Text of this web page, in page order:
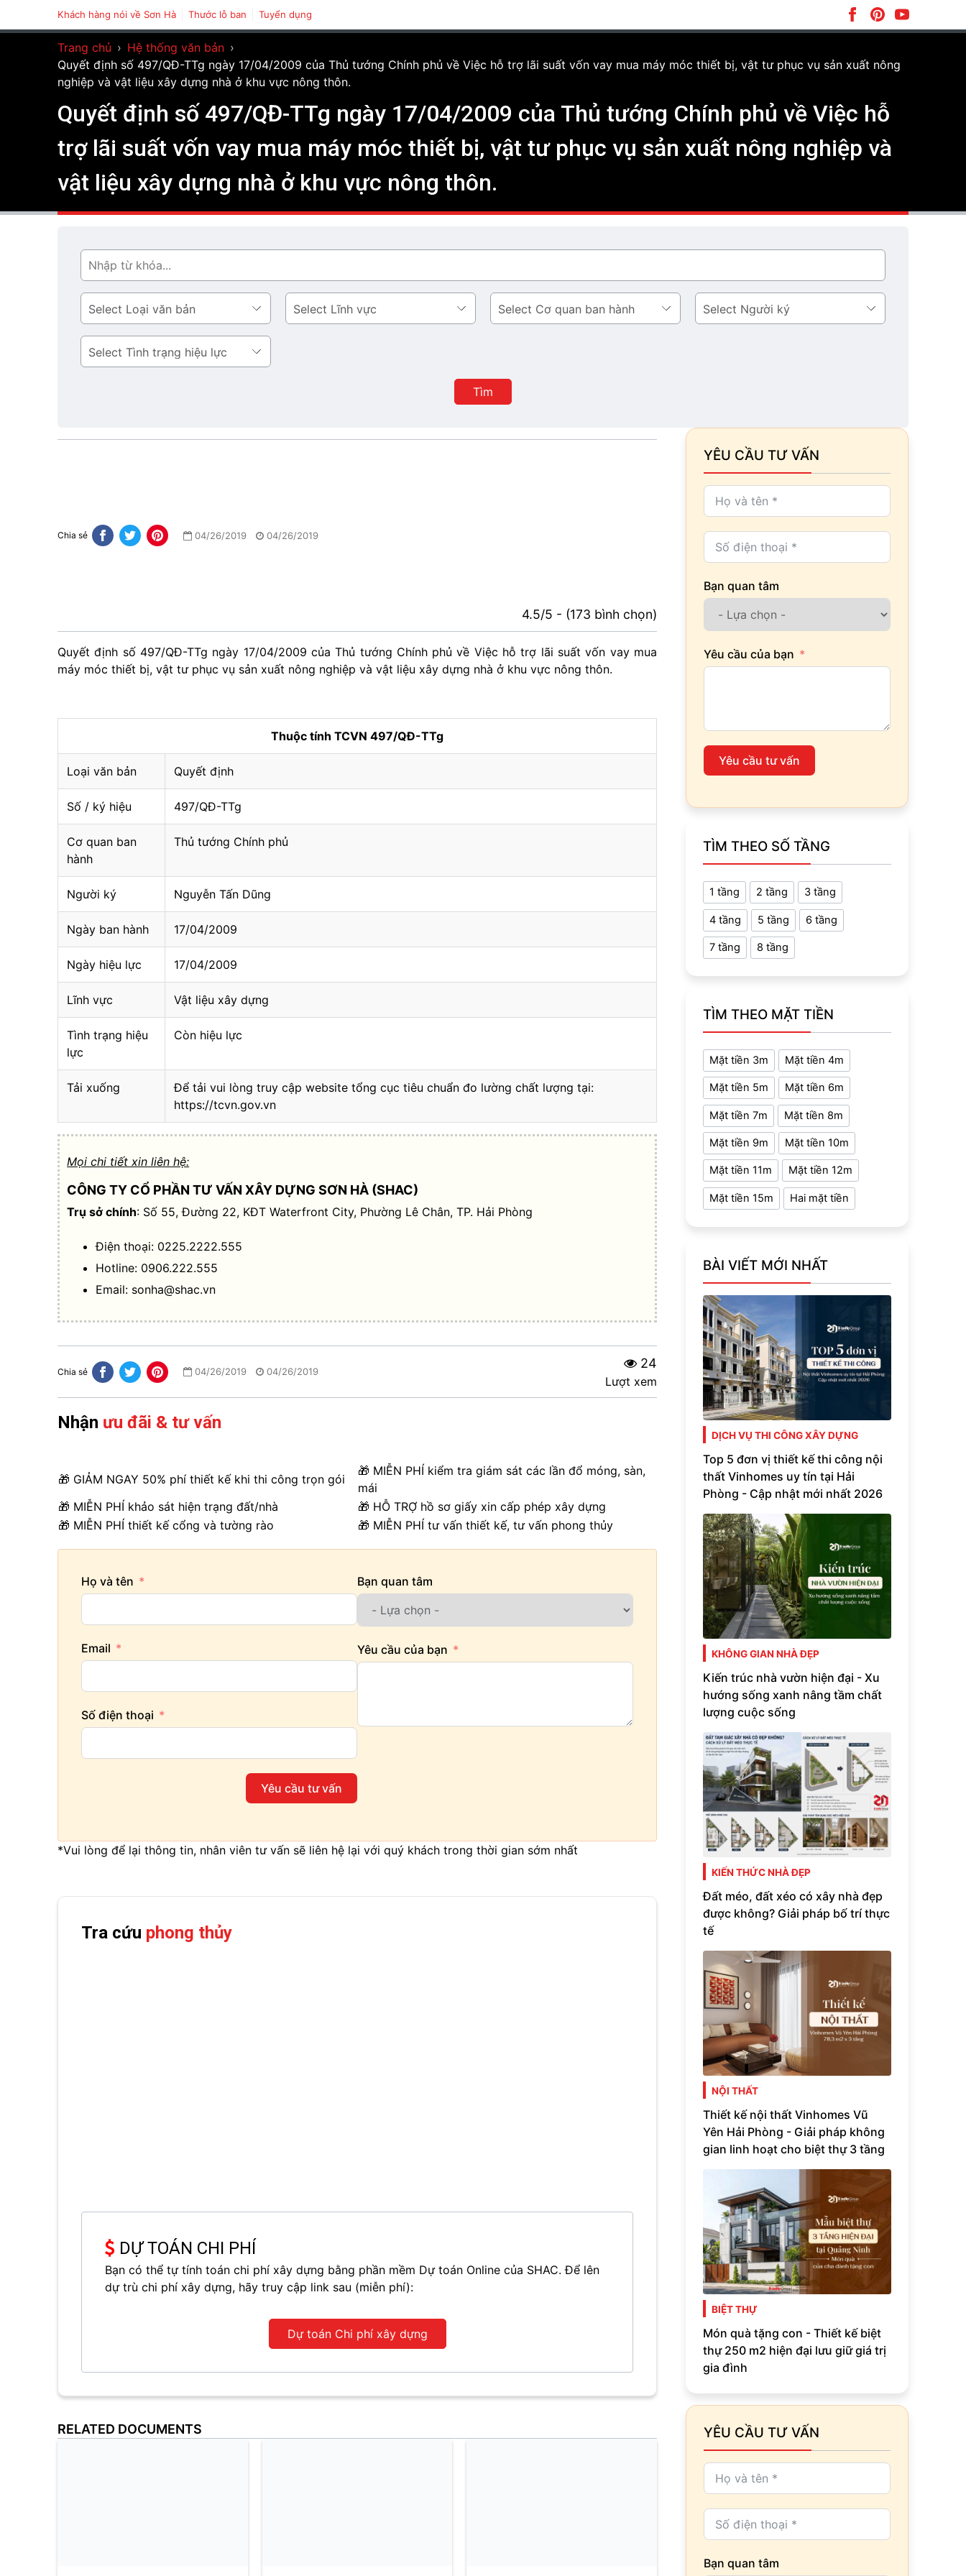
Khách hàng nói về Sơn Hà Thước lỗ ban Tuyển dụng
Trang chủ › Hệ thống văn bản ›
Quyết định số 497/QĐ-TTg ngày 17/04/2009 của Thủ tướng Chính phủ về Việc hỗ trợ lãi suất vốn vay mua máy móc thiết bị, vật tư phục vụ sản xuất nông
nghiệp và vật liệu xây dựng nhà ở khu vực nông thôn.
Quyết định số 497/QĐ-TTg ngày 17/04/2009 của Thủ tướng Chính phủ về Việc hỗ
trợ lãi suất vốn vay mua máy móc thiết bị, vật tư phục vụ sản xuất nông nghiệp và
vật liệu xây dựng nhà ở khu vực nông thôn.
Tìm
Loại
văn
bản
Lĩnh
vực
Cơ
quan
Người
ký
Tình
trạng
Tìm
Chia sẻ 04/26/2019 04/26/2019
4.5/5 - (173 bình chọn)
Quyết định số 497/QĐ-TTg ngày 17/04/2009 của Thủ tướng Chính phủ về Việc hỗ trợ lãi suất vốn vay mua
máy móc thiết bị, vật tư phục vụ sản xuất nông nghiệp và vật liệu xây dựng nhà ở khu vực nông thôn.
Thuộc tính TCVN 497/QĐ-TTg
Loại văn bản Quyết định
Số / ký hiệu 497/QĐ-TTg
Cơ quan ban
hành
Thủ tướng Chính phủ
Người ký Nguyễn Tấn Dũng
Ngày ban hành 17/04/2009
Ngày hiệu lực 17/04/2009
Lĩnh vực Vật liệu xây dựng
Tình trạng hiệu
lực
Còn hiệu lực
Tải xuống
Để tải vui lòng truy cập website tổng cục tiêu chuẩn đo lường chất lượng tại:
https://tcvn.gov.vn
Mọi chi tiết xin liên hệ:
CÔNG TY CỔ PHẦN TƯ VẤN XÂY DỰNG SƠN HÀ (SHAC)
Trụ sở chính: Số 55, Đường 22, KĐT Waterfront City, Phường Lê Chân, TP. Hải Phòng
Điện thoại: 0225.2222.555
Hotline: 0906.222.555
Email: sonha@shac.vn
Chia sẻ 04/26/2019 04/26/2019
24
Lượt xem
Nhận ưu đãi & tư vấn
🎁 GIẢM NGAY 50% phí thiết kế khi thi công trọn gói
🎁 MIỄN PHÍ kiểm tra giám sát các lần đổ móng, sàn,
mái
🎁 MIỄN PHÍ khảo sát hiện trạng đất/nhà
🎁 HỖ TRỢ hồ sơ giấy xin cấp phép xây dựng
🎁 MIỄN PHÍ thiết kế cổng và tường rào
🎁 MIỄN PHÍ tư vấn thiết kế, tư vấn phong thủy
Họ và tên
Email
Số điện thoại
Yêu cầu tư vấn
Bạn quan tâm
Yêu cầu của bạn
*Vui lòng để lại thông tin, nhân viên tư vấn sẽ liên hệ lại với quý khách trong thời gian sớm nhất
Tra cứu phong thủy
DỰ TOÁN CHI PHÍ
Bạn có thể tự tính toán chi phí xây dựng bằng phần mềm Dự toán Online của SHAC. Để lên
dự trù chi phí xây dựng, hãy truy cập link sau (miễn phí):
Dự toán Chi phí xây dựng
RELATED DOCUMENTS
YÊU CẦU TƯ VẤN
Bạn quan tâm
Yêu cầu của bạn
Yêu cầu tư vấn
TÌM THEO SỐ TẦNG
1 tầng 2 tầng 3 tầng
4 tầng 5 tầng 6 tầng
7 tầng 8 tầng
TÌM THEO MẶT TIỀN
Mặt tiền 3m Mặt tiền 4m
Mặt tiền 5m Mặt tiền 6m
Mặt tiền 7m Mặt tiền 8m
Mặt tiền 9m Mặt tiền 10m
Mặt tiền 11m Mặt tiền 12m
Mặt tiền 15m Hai mặt tiền
BÀI VIẾT MỚI NHẤT
DỊCH VỤ THI CÔNG XÂY DỰNG
Top 5 đơn vị thiết kế thi công nội
thất Vinhomes uy tín tại Hải
Phòng - Cập nhật mới nhất 2026
KHÔNG GIAN NHÀ ĐẸP
Kiến trúc nhà vườn hiện đại - Xu
hướng sống xanh nâng tầm chất
lượng cuộc sống
KIẾN THỨC NHÀ ĐẸP
Đất méo, đất xéo có xây nhà đẹp
được không? Giải pháp bố trí thực
tế
NỘI THẤT
Thiết kế nội thất Vinhomes Vũ
Yên Hải Phòng - Giải pháp không
gian linh hoạt cho biệt thự 3 tầng
BIỆT THỰ
Món quà tặng con - Thiết kế biệt
thự 250 m2 hiện đại lưu giữ giá trị
gia đình
YÊU CẦU TƯ VẤN
Bạn quan tâm